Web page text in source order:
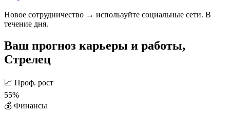
Новое сотрудничество → используйте социальные сети. В
течение дня.
Ваш прогноз карьеры и работы,
Стрелец
📈 Проф. рост
55%
💰 Финансы